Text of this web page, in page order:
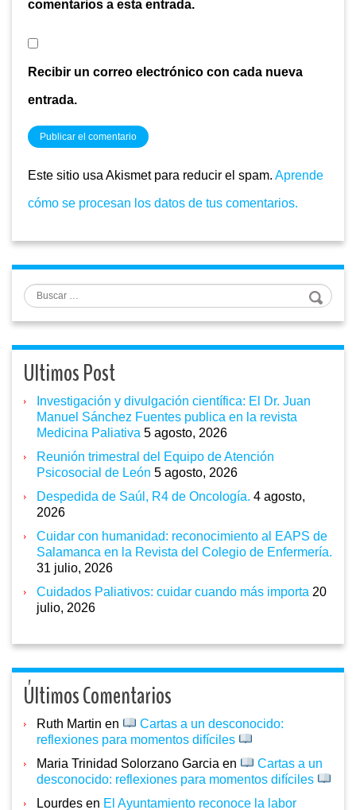
comentarios a esta entrada.
Recibir un correo electrónico con cada nueva
entrada.
Este sitio usa Akismet para reducir el spam. Aprende
cómo se procesan los datos de tus comentarios.
Buscar
Ultimos Post
Investigación y divulgación científica: El Dr. Juan
Manuel Sánchez Fuentes publica en la revista
Medicina Paliativa 5 agosto, 2026
Reunión trimestral del Equipo de Atención
Psicosocial de León 5 agosto, 2026
Despedida de Saúl, R4 de Oncología. 4 agosto,
2026
Cuidar con humanidad: reconocimiento al EAPS de
Salamanca en la Revista del Colegio de Enfermería.
31 julio, 2026
Cuidados Paliativos: cuidar cuando más importa 20
julio, 2026
Últimos Comentarios
Ruth Martin en
Cartas a un desconocido:
reflexiones para momentos difíciles
Maria Trinidad Solorzano Garcia en
Cartas a un
desconocido: reflexiones para momentos difíciles
Lourdes en El Ayuntamiento reconoce la labor